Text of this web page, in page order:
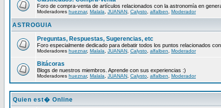
Foro de compra-venta de artículos relacionados con la astronomía en
Moderadores hueznar, Malala JUANAN Calysto alfalben Moderador
ASTROGUIA
Preguntas, Respuestas, Sugerencias, etc
Foro especialmente dedicado para debatir todos los puntos relacionados
Moderadores hueznar, Malala JUANAN Calysto alfalben Moderador
Bitácoras
Blogs de nuestros miembros. Aprende con sus experiencias :)
Moderadores hueznar, Malala JUANAN Calysto alfalben Moderador
Quien est� Online